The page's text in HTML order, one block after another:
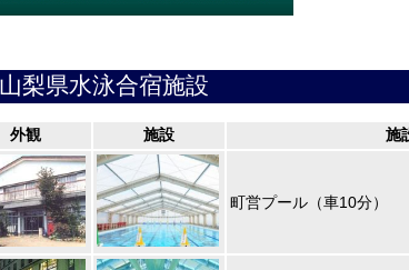
山梨県水泳合宿施設
外観 施設 施
町営プール（車10分）